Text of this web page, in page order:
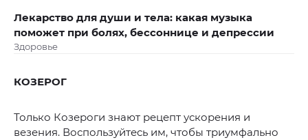
Лекарство для души и тела: какая музыка
поможет при болях, бессоннице и депрессии
Здоровье
КОЗЕРОГ
Только Козероги знают рецепт ускорения и
везения. Воспользуйтесь им, чтобы триумфально